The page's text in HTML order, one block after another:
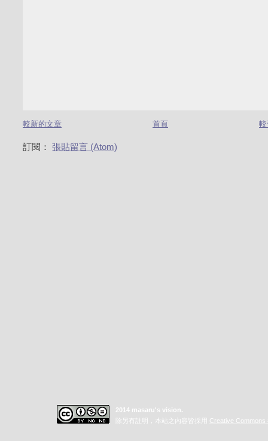
較新的文章 首頁
訂閱： 張貼留言 (Atom)
2014 masaru's vision.
除另有註明，本站之內容皆採用 Creative Commons